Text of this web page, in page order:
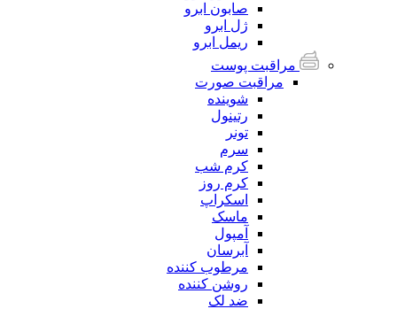
صابون ابرو
ژل ابرو
ریمل ابرو
مراقبت پوست
مراقبت صورت
شوینده
رتینول
تونر
سرم
کرم شب
کرم روز
اسکراپ
ماسک
آمپول
آبرسان
مرطوب کننده
روشن کننده
ضد لک